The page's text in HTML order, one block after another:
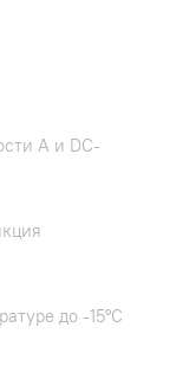
А и DC-
до -15°C